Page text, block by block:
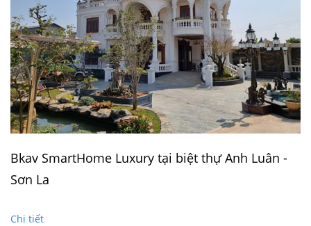
Bkav SmartHome Luxury tại biệt thự Anh Luân -
Sơn La
Chi tiết